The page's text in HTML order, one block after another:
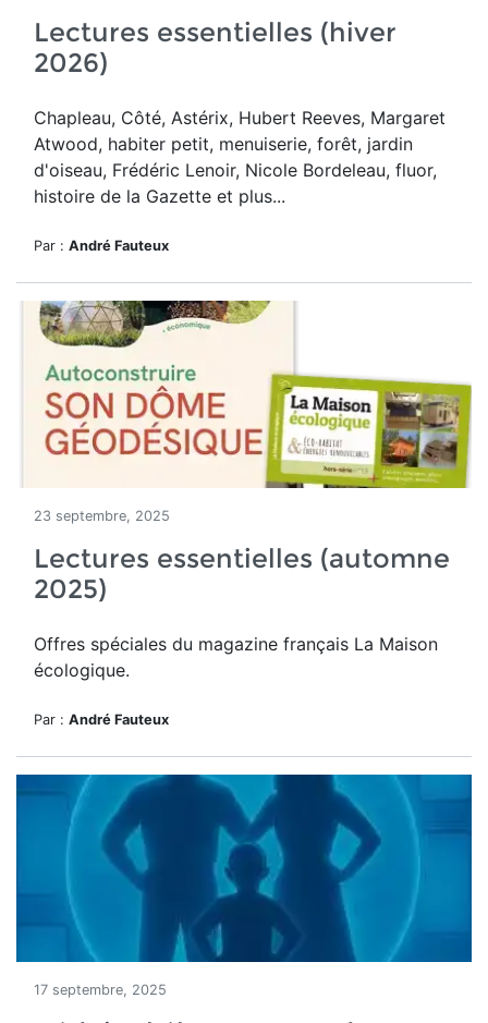
Lectures essentielles (hiver
2026)
Chapleau, Côté, Astérix, Hubert Reeves, Margaret
Atwood, habiter petit, menuiserie, forêt, jardin
d'oiseau, Frédéric Lenoir, Nicole Bordeleau, fluor,
histoire de la Gazette et plus...
Par : André Fauteux
23 septembre, 2025
Lectures essentielles (automne
2025)
Offres spéciales du magazine français La Maison
écologique.
Par : André Fauteux
17 septembre, 2025